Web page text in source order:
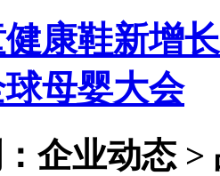
康鞋新增
球母婴大会
企业动态 >